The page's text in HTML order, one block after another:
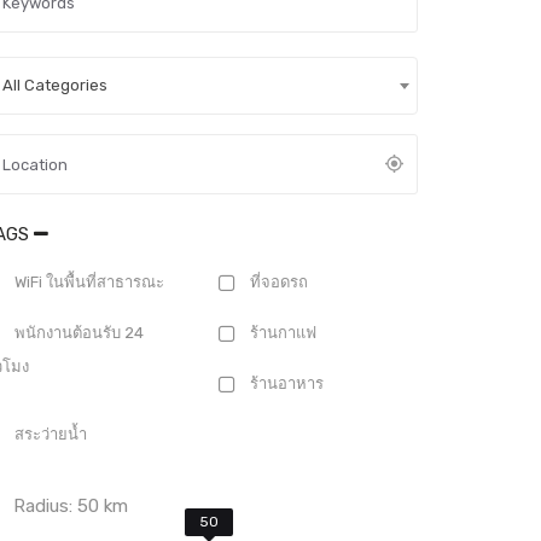
All Categories
WiFi ในพื้นที่สาธารณะ ที่จอดรถ
พนักงานต้อนรับ 24
มง
ร้านกาแฟ
ร้านอาหาร
สระว่ายน้ำ
Radius:50 km